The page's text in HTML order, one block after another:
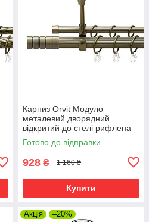
Карниз Orvit Модуло
металевий дворядний
відкритий до стелі рифлена
труба кільце металеве Антик
25\16 мм 160 см (00-
Готово до відправки
928 ₴ 1 160 ₴
Купити
Акція –20%